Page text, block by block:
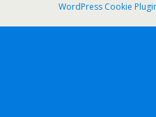
WordPress Cookie